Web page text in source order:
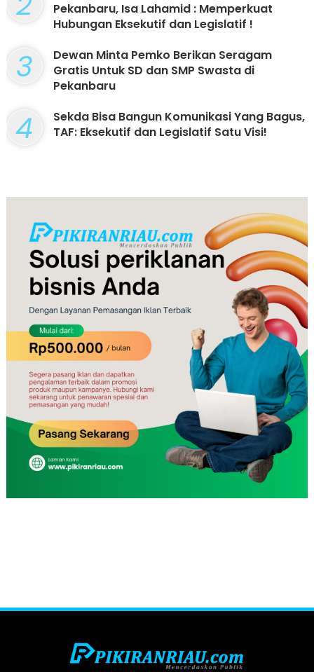
Pekanbaru, Isa Lahamid : Memperkuat
Hubungan Eksekutif dan Legislatif !
3
Dewan Minta Pemko Berikan Seragam
Gratis Untuk SD dan SMP Swasta di
Pekanbaru
4
Sekda Bisa Bangun Komunikasi Yang Bagus,
TAF: Eksekutif dan Legislatif Satu Visi!